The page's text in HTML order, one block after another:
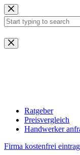
Zum
Inhalt
springen
Keine
Ergebnisse
Ratgeber
Preisvergleich
Handwerker
Firma kostenfrei